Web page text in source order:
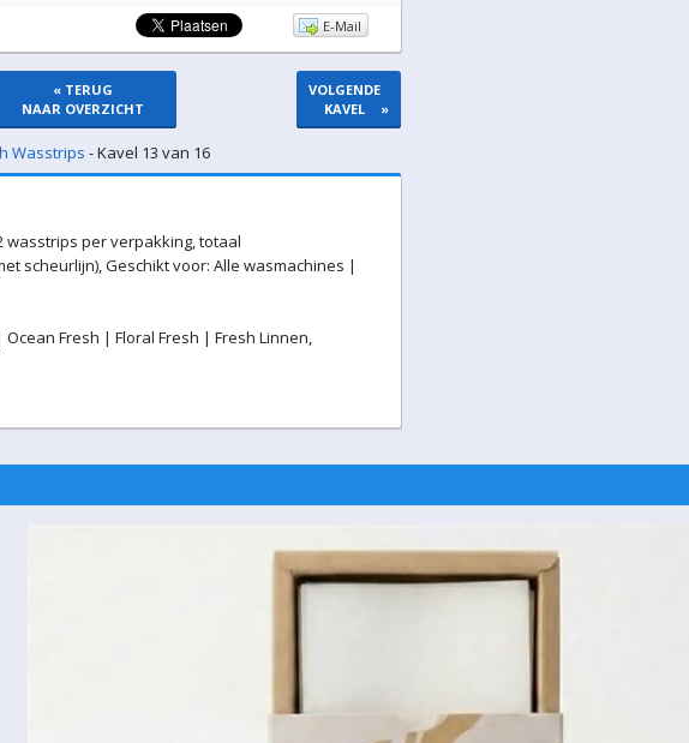
E-Mail
« TERUG
NAAR OVERZICHT
VOLGENDE
KAVEL
»
Wasstrips - Kavel 13 van 16
wasstrips per verpakking, totaal
scheurlijn), Geschikt voor: Alle wasmachines |
Fresh | Floral Fresh | Fresh Linnen,